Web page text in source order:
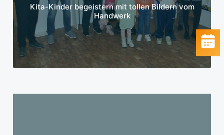
Kita-Kinder begeistern mit tollen Bildern vom
Handwerk